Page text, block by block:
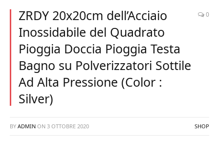
ZRDY 20x20cm dell’Acciaio
Inossidabile del Quadrato
Pioggia Doccia Pioggia Testa
Bagno su Polverizzatori Sottile
Ad Alta Pressione (Color :
Silver)
0
BY ADMIN ON 3 OTTOBRE 2020 SHOP